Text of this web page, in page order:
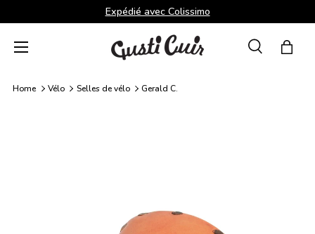
Aller au contenu
Expédié avec Colissimo
Recherche
Menu
Home Vélo Selles de vélo Gerald C.